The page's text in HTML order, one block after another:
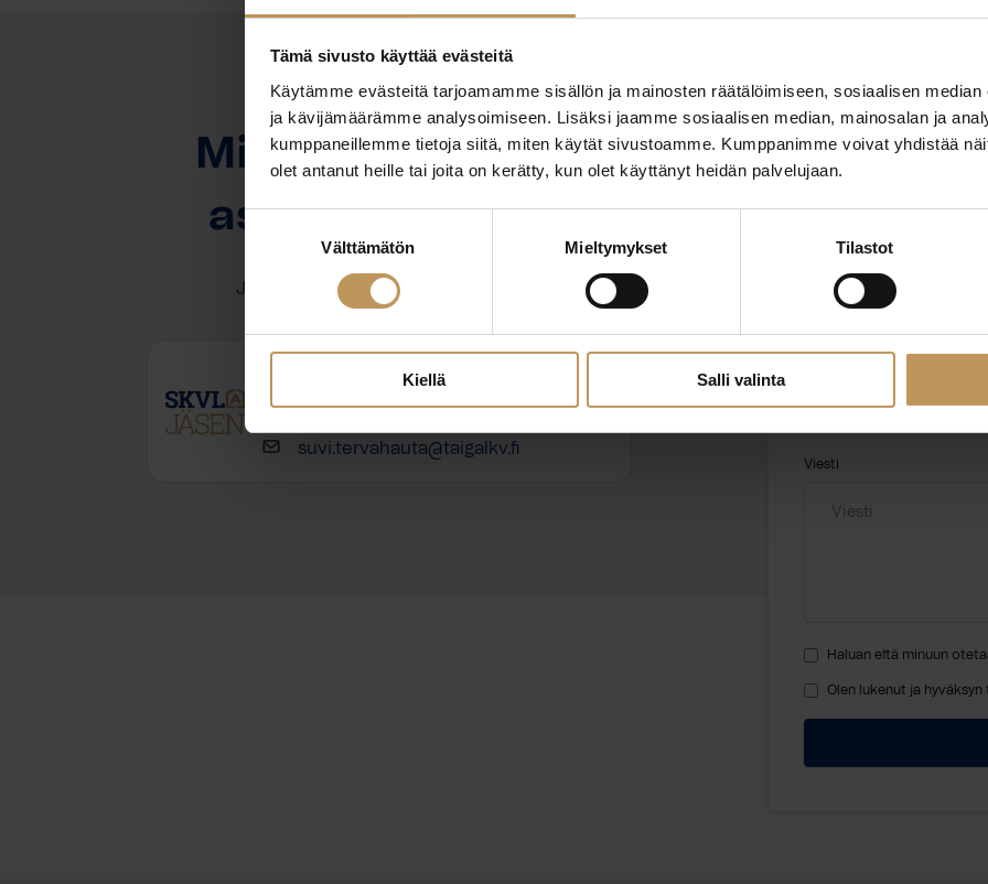
Tämä sivusto käyttää evästeitä
Käytämme evästeitä tarjoamamme sisällön ja mainosten räätälöimiseen, sosiaalisen
ja kävijämäärämme analysoimiseen. Lisäksi jaamme sosiaalisen median, mainosalan ja
kumppaneillemme tietoja siitä, miten käytät sivustoamme. Kumppanimme voivat yhdistää
olet antanut heille tai joita on kerätty, kun olet käyttänyt heidän palvelujaan.
Suostumuksen
Välttämätön Mieltymykset Tilastot
Kiellä Salli valinta
OTA YHTEYTTÄ
Miten voin auttaa
asuntoasioissa?
Jätä yhteystietosi, niin otan yhteyttä
suvi.tervahauta@taigalkv.fi
"*" näyttää pakolliset
Nimi*
Viesti
Haluan että minuun
Olen lukenut ja hyväksyn